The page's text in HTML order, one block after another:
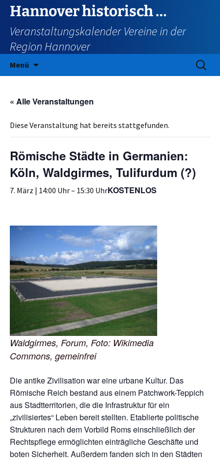
Zum
Inhalt
springen
Hannover historisch …
Veranstaltungskalender Vereine in der
Region Hannover
Menü
Suchen
nach:
« Alle Veranstaltungen
Diese Veranstaltung hat bereits stattgefunden.
Römische Städte in Germanien:
Köln, Waldgirmes, Tulifurdum (?)
7. März | 14:00 Uhr– 15:30 UhrKOSTENLOS
Waldgirmes, Forum, Foto: Wikimedia
Commons, gemeinfrei
Die antike Zivilisation war eine urbane Kultur. Das
Römische Reich bestand aus einem Patchwork-Teppich
aus Stadtterritorien, die die Infrastruktur für ein
„zivilisiertes“ Leben bereit stellten. Etablierte politische
Strukturen nach dem Vorbild Roms einschließlich der
Rechtspflege ermöglichten einträgliche Geschäfte und
boten Sicherheit. Außerdem fanden sich in den Städten